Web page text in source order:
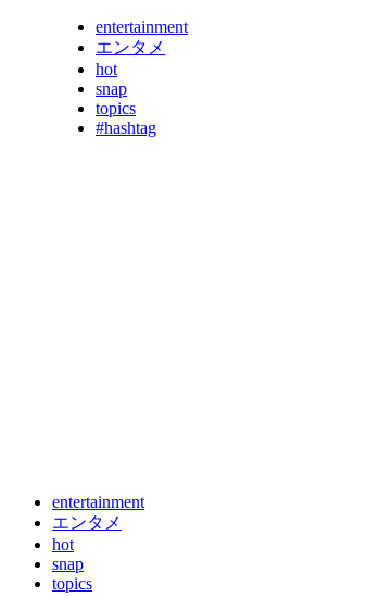
entertainment
エンタメ
hot
snap
topics
#hashtag
entertainment
エンタメ
hot
snap
topics